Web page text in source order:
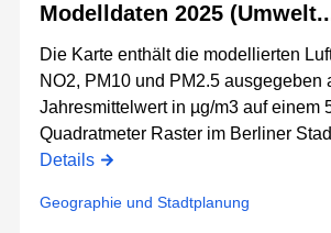
Modelldaten 2025
Die Karte enthält die modellierten
NO2, PM10 und PM2.5 ausgegeben
Jahresmittelwert in µg/m3 auf einem
Quadratmeter Raster im Berliner
Details
Geographie und Stadtplanung